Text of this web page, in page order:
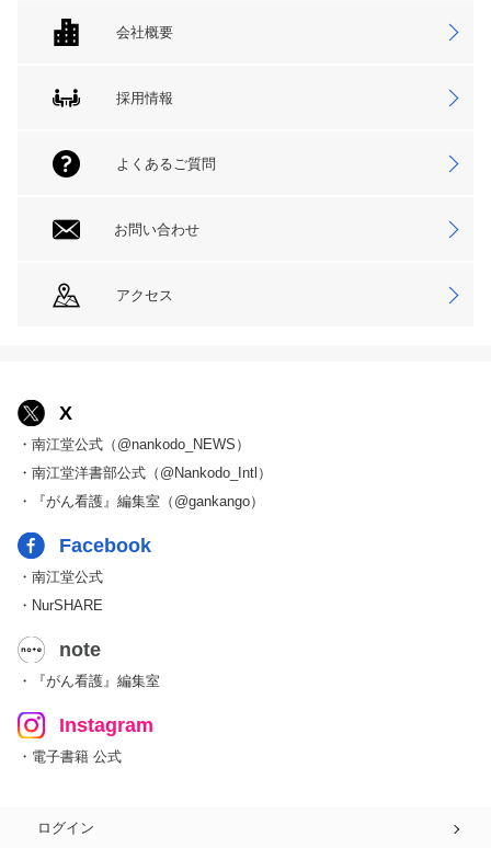
会社概要
採用情報
よくあるご質問
お問い合わせ
アクセス
X
・南江堂公式（@nankodo_NEWS）
・南江堂洋書部公式（@Nankodo_Intl）
・『がん看護』編集室（@gankango）
Facebook
・南江堂公式
・NurSHARE
note
・『がん看護』編集室
Instagram
・電子書籍 公式
ログイン